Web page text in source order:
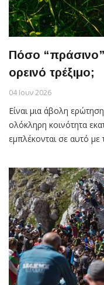
Πόσο “πράσινο”
ορεινό τρέξιμο;
04 Ιουν 2026
Είναι μια άβολη ερώτηση
ολόκληρη κοινότητα
εμπλέκονται σε αυτό με